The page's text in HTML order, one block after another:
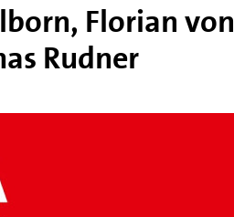
Florian von
Rudner